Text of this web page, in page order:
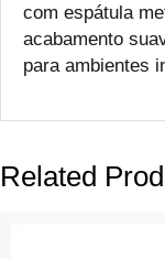
com espátula
acabamento
para ambientes
Related